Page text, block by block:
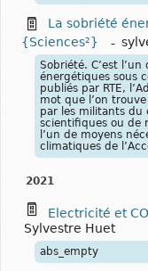
La sobriété
{Sciences²}
-
Sobriété. C’est
énergétiques sous
publiés par RTE,
mot que l’on
par les militants du
scientifiques ou de
l’un de moyens
climatiques de
2021
Electricité et
Sylvestre Huet
abs_empty